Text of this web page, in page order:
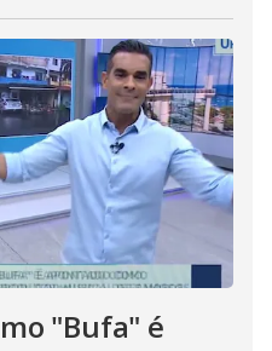
"Bufa" é